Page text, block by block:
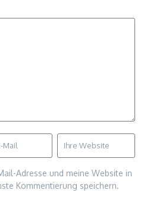
Adresse und meine Website in
Kommentierung speichern.